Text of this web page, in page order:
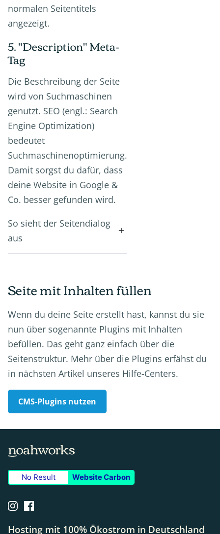
normalen Seitentitels
angezeigt.
5. "Description" Meta-
Tag
Die Beschreibung der Seite
wird von Suchmaschinen
genutzt. SEO (engl.: Search
Engine Optimization)
bedeutet
Suchmaschinenoptimierung.
Damit sorgst du dafür, dass
deine Website in Google &
Co. besser gefunden wird.
So sieht der Seitendialog
aus
Seite mit Inhalten füllen
Wenn du deine Seite erstellt hast, kannst du sie
nun über sogenannte Plugins mit Inhalten
befüllen. Das geht ganz einfach über die
Seitenstruktur. Mehr über die Plugins erfähst du
in nächsten Artikel unseres Hilfe-Centers.
CMS-Plugins nutzen
No Result Website Carbon
Hosting mit 100% Ökostrom in Deutschland